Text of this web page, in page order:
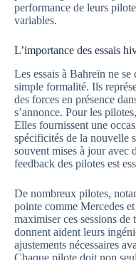
performance de leurs
variables.
L’importance des essais
Les essais à Bahreïn ne se
simple formalité. Ils
des forces en présence
s’annonce. Pour les
Elles fournissent une
spécificités de la nouvelle
souvent mises à jour avec
feedback des pilotes est
De nombreux pilotes,
pointe comme Mercedes
maximiser ces sessions de
donnent aident leurs
ajustements nécessaires
Chaque pilote doit non